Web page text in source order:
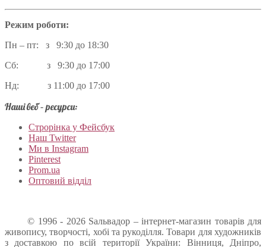
Режим роботи:
Пн – пт: з 9:30 до 18:30
Сб: з 9:30 до 17:00
Нд: з 11:00 до 17:00
Наші веб – ресурси:
Строрінка у Фейсбук
Наш Twitter
Ми в Instagram
Pinterest
Prom.ua
Оптовий відділ
© 1996 - 2026 Sальвадор – інтернет-магазин товарів для
живопису, творчості, хобі та рукоділля. Товари для художників
з доставкою по всій території України: Вінниця, Дніпро,